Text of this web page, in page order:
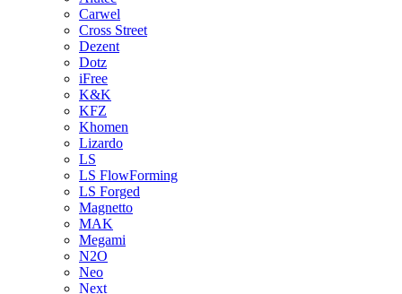
Carwel
Cross Street
Dezent
Dotz
iFree
K&K
KFZ
Khomen
Lizardo
LS
LS FlowForming
LS Forged
Magnetto
MAK
Megami
N2O
Neo
Next